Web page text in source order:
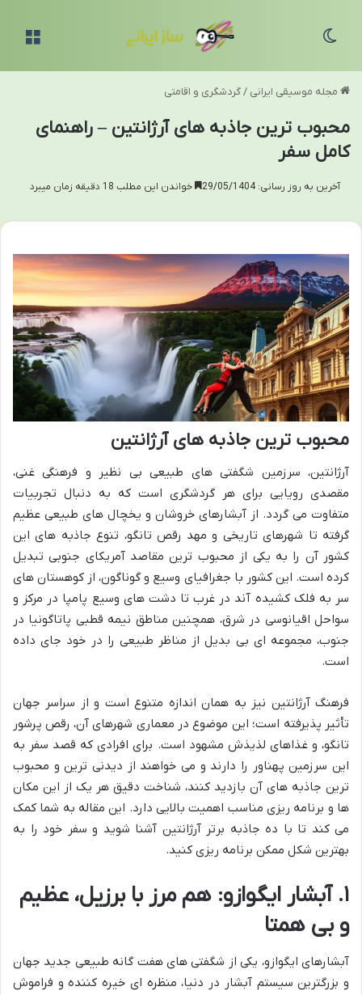
مجله موسیقی ایرانی /گردشگری و اقامتی
محبوب ترین جاذبه های آرژانتین – راهنمای
کامل سفر
آخرین به روز رسانی: 29/05/1404 خواندن این مطلب 18 دقیقه زمان میبرد
محبوب ترین جاذبه های آرژانتین
آرژانتین، سرزمین شگفتی های طبیعی بی نظیر و فرهنگی غنی،
مقصدی رویایی برای هر گردشگری است که به دنبال تجربیات
متفاوت می گردد. از آبشارهای خروشان و یخچال های طبیعی عظیم
گرفته تا شهرهای تاریخی و مهد رقص تانگو، تنوع جاذبه های این
کشور آن را به یکی از محبوب ترین مقاصد آمریکای جنوبی تبدیل
کرده است. این کشور با جغرافیای وسیع و گوناگون، از کوهستان های
سر به فلک کشیده آند در غرب تا دشت های وسیع پامپا در مرکز و
سواحل اقیانوسی در شرق، همچنین مناطق نیمه قطبی پاتاگونیا در
جنوب، مجموعه ای بی بدیل از مناظر طبیعی را در خود جای داده
است.
فرهنگ آرژانتین نیز به همان اندازه متنوع است و از سراسر جهان
تأثیر پذیرفته است؛ این موضوع در معماری شهرهای آن، رقص پرشور
تانگو، و غذاهای لذیذش مشهود است. برای افرادی که قصد سفر به
این سرزمین پهناور را دارند و می خواهند از دیدنی ترین و محبوب
ترین جاذبه های آن بازدید کنند، شناخت دقیق هر یک از این مکان
ها و برنامه ریزی مناسب اهمیت بالایی دارد. این مقاله به شما کمک
می کند تا با ده جاذبه برتر آرژانتین آشنا شوید و سفر خود را به
بهترین شکل ممکن برنامه ریزی کنید.
۱. آبشار ایگوازو: هم مرز با برزیل، عظیم
و بی همتا
آبشارهای ایگوازو، یکی از شگفتی های هفت گانه طبیعی جدید جهان
و بزرگترین سیستم آبشار در دنیا، منظره ای خیره کننده و فراموش